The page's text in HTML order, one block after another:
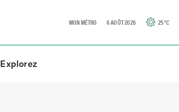
MON MÉTRO 6 AOÛT 2026 25°C
Explorez